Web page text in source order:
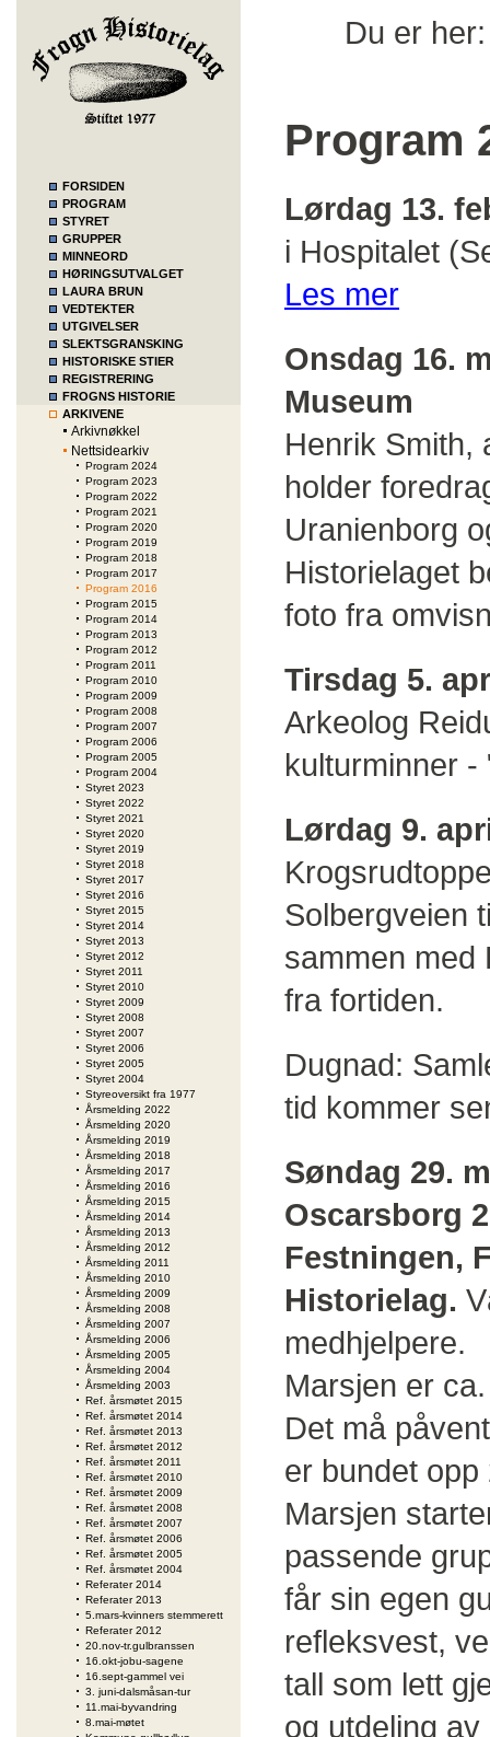
FORSIDEN
PROGRAM
STYRET
GRUPPER
MINNEORD
HØRINGSUTVALGET
LAURA BRUN
VEDTEKTER
UTGIVELSER
SLEKTSGRANSKING
HISTORISKE STIER
REGISTRERING
FROGNS HISTORIE
ARKIVENE
Arkivnøkkel
Nettsidearkiv
Program 2024
Program 2023
Program 2022
Program 2021
Program 2020
Program 2019
Program 2018
Program 2017
Program 2016
Program 2015
Program 2014
Program 2013
Program 2012
Program 2011
Program 2010
Program 2009
Program 2008
Program 2007
Program 2006
Program 2005
Program 2004
Styret 2023
Styret 2022
Styret 2021
Styret 2020
Styret 2019
Styret 2018
Styret 2017
Styret 2016
Styret 2015
Styret 2014
Styret 2013
Styret 2012
Styret 2011
Styret 2010
Styret 2009
Styret 2008
Styret 2007
Styret 2006
Styret 2005
Styret 2004
Styreoversikt fra 1977
Årsmelding 2022
Årsmelding 2020
Årsmelding 2019
Årsmelding 2018
Årsmelding 2017
Årsmelding 2016
Årsmelding 2015
Årsmelding 2014
Årsmelding 2013
Årsmelding 2012
Årsmelding 2011
Årsmelding 2010
Årsmelding 2009
Årsmelding 2008
Årsmelding 2007
Årsmelding 2006
Årsmelding 2005
Årsmelding 2004
Årsmelding 2003
Ref. årsmøtet 2015
Ref. årsmøtet 2014
Ref. årsmøtet 2013
Ref. årsmøtet 2012
Ref. årsmøtet 2011
Ref. årsmøtet 2010
Ref. årsmøtet 2009
Ref. årsmøtet 2008
Ref. årsmøtet 2007
Ref. årsmøtet 2006
Ref. årsmøtet 2005
Ref. årsmøtet 2004
Referater 2014
Referater 2013
5.mars-kvinners stemmerett
Referater 2012
20.nov-tr.gulbranssen
16.okt-jobu-sagene
16.sept-gammel vei
3. juni-dalsmåsan-tur
11.mai-byvandring
8.mai-møtet
Du er
Program
Lørdag 13.
i Hospitalet
Les mer
Onsdag 16.
Museum
Henrik Smith,
holder
Uranienborg
Historielaget
foto fra
Tirsdag 5.
Arkeolog
kulturminner -
Lørdag 9.
Solbergveien
sammen med
fra fortiden.
Dugnad:
tid kommer
Søndag 29.
Oscarsborg
Festningen,
Historielag.
medhjelpere.
Marsjen er
Det må
er bundet
Marsjen
passende
får sin egen
refleksvest,
tall som lett
og utdeling